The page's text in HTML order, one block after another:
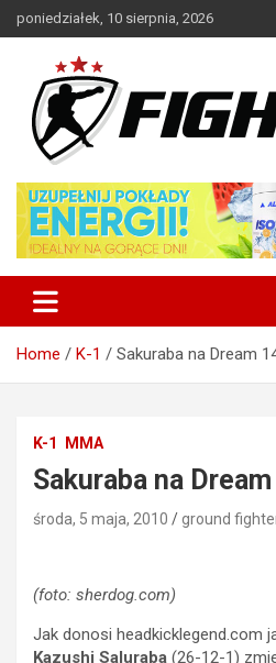
to
poniedziałek, 10 sierpnia, 2026
FIGHT24.PL –
Home K-1 Sakuraba na Dream
K-1 MMA
Sakuraba na
środa, 5 maja, 2010 ground
(foto: sherdog.com)
Jak donosi headkicklegend.com
Kazushi Saluraba (26-12-1)